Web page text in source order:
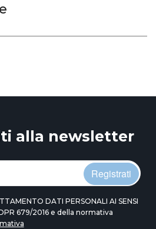
alla newsletter
Registrati
DATI PERSONALI AI SENSI
679/2016 e della normativa